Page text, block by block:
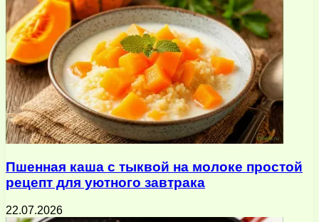
Пшенная каша с тыквой на молоке простой
рецепт для уютного завтрака
22.07.2026